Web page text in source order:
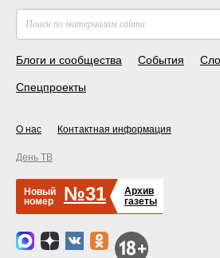
Блоги и сообщества События
Спецпроекты
О нас Контактная информация
День ТВ
Новый
номер
№31
Архив
газеты